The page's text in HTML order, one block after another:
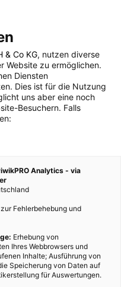
& Co KG, nutzen diverse
Website zu ermöglichen.
Diensten
Dies ist für die Nutzung
uns aber eine noch
Besuchern. Falls
Analytics - via
Fehlerbehebung und
Erhebung von
Ihres Webbrowsers und
Inhalte; Ausführung von
Speicherung von Daten auf
für Auswertungen.